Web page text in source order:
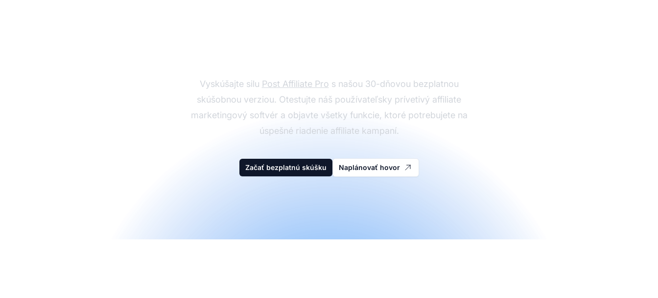
Vyskúšajte silu Post Affiliate Pro s našou 30-dňovou bezplatnou
skúšobnou verziou. Otestujte náš používateľsky prívetivý affiliate
marketingový softvér a objavte všetky funkcie, ktoré potrebujete na
úspešné riadenie affiliate kampaní.
Začať bezplatnú skúšku Naplánovať hovor